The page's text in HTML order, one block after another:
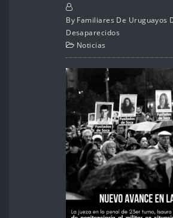
By Familiares De Uruguayos
Desaparecidos
Noticias